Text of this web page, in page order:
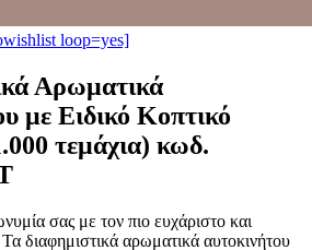
loop=yes]
Αρωματικά
με Ειδικό Κοπτικό
τεμάχια) κωδ.
σας με τον πιο ευχάριστο και
Τα διαφημιστικά αρωματικά αυτοκινήτου